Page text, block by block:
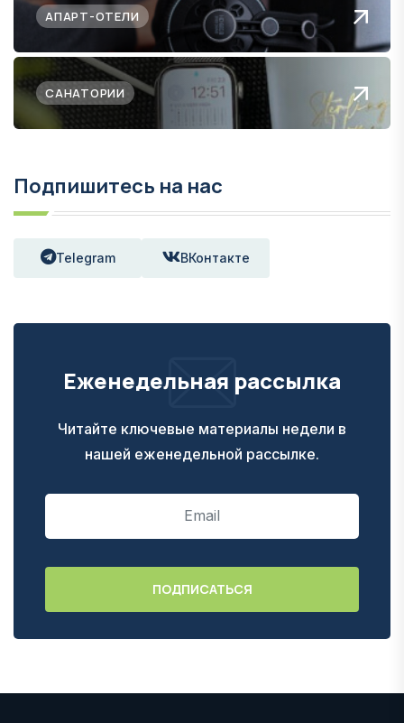
АПАРТ-ОТЕЛИ
САНАТОРИИ
Подпишитесь на нас
Telegram ВКонтакте
Еженедельная рассылка
Читайте ключевые материалы недели в
нашей еженедельной рассылке.